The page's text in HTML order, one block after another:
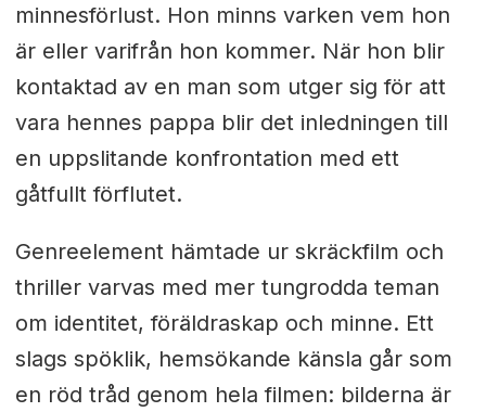
minnesförlust. Hon minns varken vem hon
är eller varifrån hon kommer. När hon blir
kontaktad av en man som utger sig för att
vara hennes pappa blir det inledningen till
en uppslitande konfrontation med ett
gåtfullt förflutet.
Genreelement hämtade ur skräckfilm och
thriller varvas med mer tungrodda teman
om identitet, föräldraskap och minne. Ett
slags spöklik, hemsökande känsla går som
en röd tråd genom hela filmen: bilderna är